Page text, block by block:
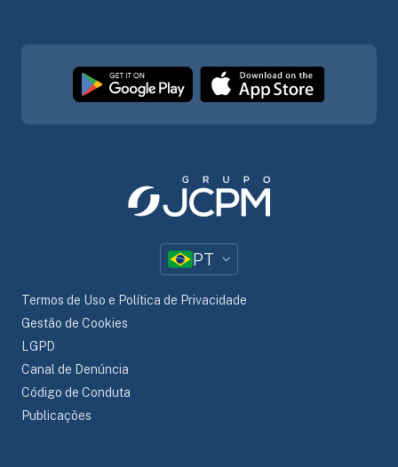
PT
Termos de Uso e Política de Privacidade
Gestão de Cookies
LGPD
Canal de Denúncia
Código de Conduta
Publicações